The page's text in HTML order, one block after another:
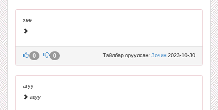
хөө
Тайлбар оруулсан: Зочин 2023-10-30
0 0
агуу
агуу